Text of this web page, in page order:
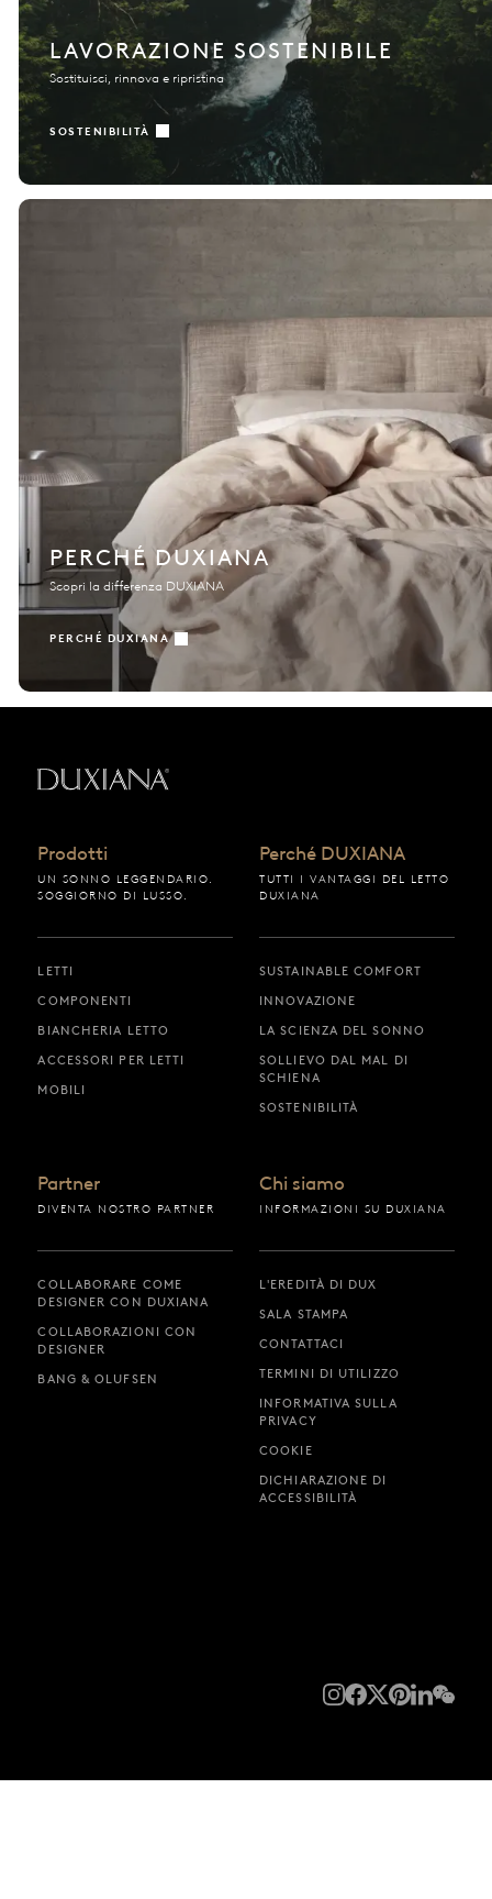
LAVORAZIONE SOSTENIBILE
Sostituisci, rinnova e ripristina
SOSTENIBILITÀ
PERCHÉ DUXIANA
Scopri la differenza DUXIANA
PERCHÉ DUXIANA
Torna all'inizio
Prodotti
UN SONNO LEGGENDARIO.
SOGGIORNO DI LUSSO.
LETTI
COMPONENTI
BIANCHERIA LETTO
ACCESSORI PER LETTI
MOBILI
Perché DUXIANA
TUTTI I VANTAGGI DEL LETTO
DUXIANA
SUSTAINABLE COMFORT
INNOVAZIONE
LA SCIENZA DEL SONNO
SOLLIEVO DAL MAL DI
SCHIENA
SOSTENIBILITÀ
Partner
DIVENTA NOSTRO PARTNER
COLLABORARE COME
DESIGNER CON DUXIANA
COLLABORAZIONI CON
DESIGNER
BANG & OLUFSEN
Chi siamo
INFORMAZIONI SU DUXIANA
L'EREDITÀ DI DUX
SALA STAMPA
CONTATTACI
TERMINI DI UTILIZZO
INFORMATIVA SULLA
PRIVACY
COOKIE
DICHIARAZIONE DI
ACCESSIBILITÀ